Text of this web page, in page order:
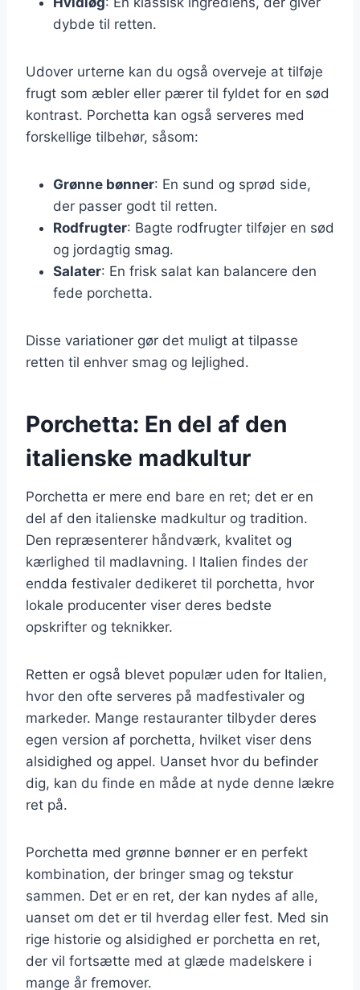
dybde til retten.
Udover urterne kan du også overveje at tilføje
frugt som æbler eller pærer til fyldet for en sød
kontrast. Porchetta kan også serveres med
forskellige tilbehør, såsom:
Grønne bønner: En sund og sprød side,
der passer godt til retten.
Rodfrugter: Bagte rodfrugter tilføjer en sød
og jordagtig smag.
Salater: En frisk salat kan balancere den
fede porchetta.
Disse variationer gør det muligt at tilpasse
retten til enhver smag og lejlighed.
Porchetta: En del af den
italienske madkultur
Porchetta er mere end bare en ret; det er en
del af den italienske madkultur og tradition.
Den repræsenterer håndværk, kvalitet og
kærlighed til madlavning. I Italien findes der
endda festivaler dedikeret til porchetta, hvor
lokale producenter viser deres bedste
opskrifter og teknikker.
Retten er også blevet populær uden for Italien,
hvor den ofte serveres på madfestivaler og
markeder. Mange restauranter tilbyder deres
egen version af porchetta, hvilket viser dens
alsidighed og appel. Uanset hvor du befinder
dig, kan du finde en måde at nyde denne lækre
ret på.
Porchetta med grønne bønner er en perfekt
kombination, der bringer smag og tekstur
sammen. Det er en ret, der kan nydes af alle,
uanset om det er til hverdag eller fest. Med sin
rige historie og alsidighed er porchetta en ret,
der vil fortsætte med at glæde madelskere i
mange år fremover.